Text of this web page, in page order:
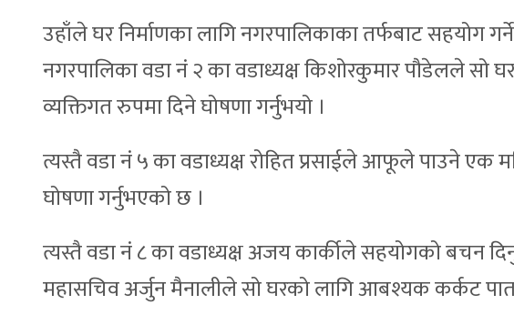
उहाँले घर निर्माणका लागि नगरपालिकाका तर्फबाट सहयोग गर्ने
नगरपालिका वडा नं २ का वडाध्यक्ष किशोरकुमार पौडेलले
व्यक्तिगत रुपमा दिने घोषणा गर्नुभयो ।
त्यस्तै वडा नं ५ का वडाध्यक्ष रोहित प्रसाईले आफूले पाउने एक
घोषणा गर्नुभएको छ ।
त्यस्तै वडा नं ८ का वडाध्यक्ष अजय कार्कीले सहयोगको बचन
महासचिव अर्जुन मैनालीले सो घरको लागि आबश्यक कर्कट